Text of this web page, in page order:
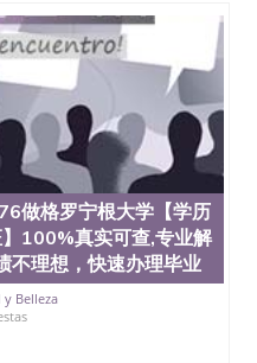
以买假毕业证
毕业证551190476申
以吗551190476哪里
哪里可以修改成绩单
查出来吗551190476
如何拿到国外毕业证
证QQ微信551190476
找毕业证封皮
外壳定制QQ微信
QQ微信551190476快
国外留学文凭认证
国认证QQ微信
信551190476法国留学
外烫金照片QQ微信
吗QQ微信551190476
爱尔兰留学回国
做格罗宁根大学【学历
100%真实可查,专业解
不理想，快速办理毕业
y Belleza